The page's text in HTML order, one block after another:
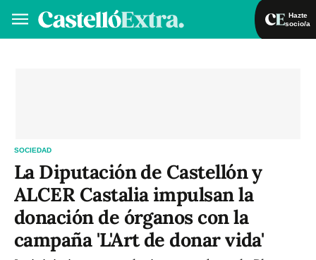
Hazte
socio/a
SOCIEDAD
La Diputación de Castellón y
ALCER Castalia impulsan la
donación de órganos con la
campaña 'L'Art de donar vida'